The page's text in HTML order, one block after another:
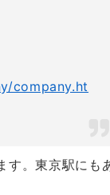
company.ht
す。東京駅にも